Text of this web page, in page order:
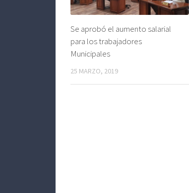
Se aprobó el aumento salarial
para los trabajadores
Municipales
25 MARZO, 2019